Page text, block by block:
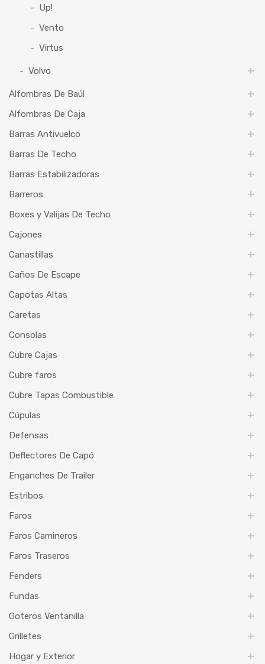
Up!
Vento
Virtus
Volvo
Alfombras De Baúl
Alfombras De Caja
Barras Antivuelco
Barras De Techo
Barras Estabilizadoras
Barreros
Boxes y Valijas De Techo
Cajones
Canastillas
Caños De Escape
Capotas Altas
Caretas
Consolas
Cubre Cajas
Cubre faros
Cubre Tapas Combustible
Cúpulas
Defensas
Deflectores De Capó
Enganches De Trailer
Estribos
Faros
Faros Camineros
Faros Traseros
Fenders
Fundas
Goteros Ventanilla
Grilletes
Hogar y Exterior